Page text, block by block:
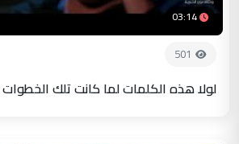
03:14
501
لولا هذه الكلمات لما كانت تلك الخطوات